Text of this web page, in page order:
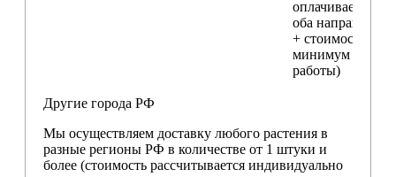
оплачивается в
оба направления
+ стоимость
минимум 4
работы)
Другие города РФ
Мы осуществляем доставку любого растения в
разные регионы РФ в количестве от 1 штуки и
более (стоимость рассчитывается индивидуально